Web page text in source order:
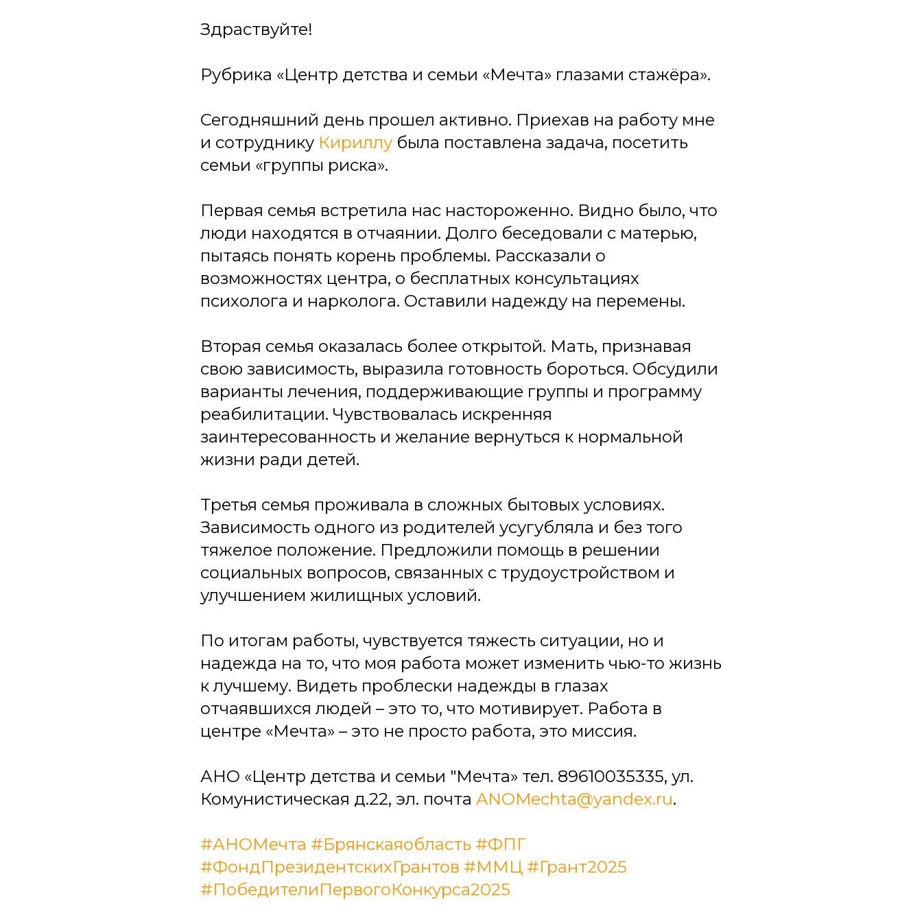
Здраствуйте!
Рубрика «Центр детства и семьи «Мечта» глазами стажёра».
Сегодняшний день прошел активно. Приехав на работу мне
и сотруднику Кириллу была поставлена задача, посетить
семьи «группы риска».
Первая семья встретила нас настороженно. Видно было, что
люди находятся в отчаянии. Долго беседовали с матерью,
пытаясь понять корень проблемы. Рассказали о
возможностях центра, о бесплатных консультациях
психолога и нарколога. Оставили надежду на перемены.
Вторая семья оказалась более открытой. Мать, признавая
свою зависимость, выразила готовность бороться. Обсудили
варианты лечения, поддерживающие группы и программу
реабилитации. Чувствовалась искренняя
заинтересованность и желание вернуться к нормальной
жизни ради детей.
Третья семья проживала в сложных бытовых условиях.
Зависимость одного из родителей усугубляла и без того
тяжелое положение. Предложили помощь в решении
социальных вопросов, связанных с трудоустройством и
улучшением жилищных условий.
По итогам работы, чувствуется тяжесть ситуации, но и
надежда на то, что моя работа может изменить чью-то жизнь
к лучшему. Видеть проблески надежды в глазах
отчаявшихся людей – это то, что мотивирует. Работа в
центре «Мечта» – это не просто работа, это миссия.
АНО «Центр детства и семьи "Мечта» тел. 89610035335, ул.
Комунистическая д.22, эл. почта ANOMechta@yandex.ru.
#АНОМечта #Брянскаяобласть #ФПГ
#ФондПрезидентскихГрантов #ММЦ #Грант2025
#ПобедителиПервогоКонкурса2025